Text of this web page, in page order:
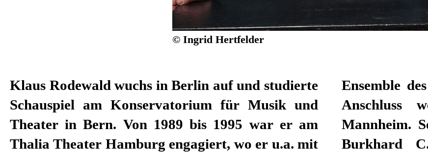
© Ingrid Hertfelder
Klaus Rodewald wuchs in Berlin auf und studierte
Schauspiel am Konservatorium für Musik und
Theater in Bern. Von 1989 bis 1995 war er am
Thalia Theater Hamburg engagiert, wo er u.a. mit
Ensemble des Düsseldorfer Schauspielhauses. Im
Anschluss wechselte er ans Nationaltheater
Mannheim. Seit dem Beginn der Intendanz von
Burkhard C. Kosminski 2018/19 ist er im